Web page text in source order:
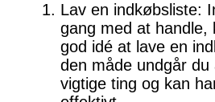
Lav en indkøbsliste:
gang med at
god idé at lave en
den måde undgår du
vigtige ting og kan